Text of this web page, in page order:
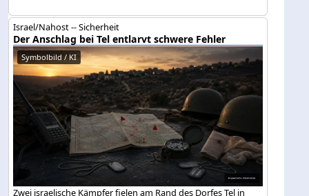
Israel/Nahost -- Sicherheit
Der Anschlag bei Tel entlarvt schwere Fehler
Symbolbild / KI
Zwei israelische Kämpfer fielen am Rand des Dorfes Tel in